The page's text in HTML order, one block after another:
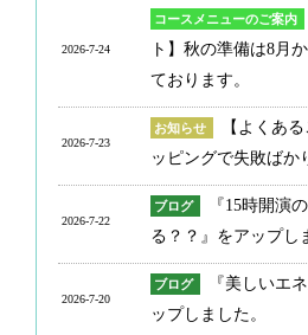
2026-7-24
コースメニューのご案内
ト】秋の準備は8月
ております。
2026-7-23
お知らせ
【よくあ
ッピングで失敗ばか
2026-7-22
ブログ
『15時開演
る？？』をアップし
2026-7-20
ブログ
『美しいエ
ップしました。